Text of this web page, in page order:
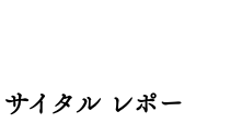
イタル レポー